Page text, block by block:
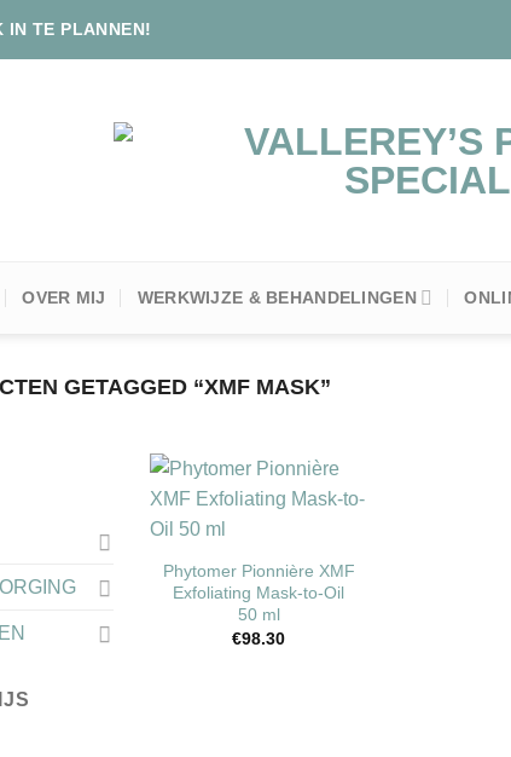
IN TE PLANNEN!
OVER MIJ WERKWIJZE & BEHANDELINGEN
GETAGGED “XMF MASK”
Toevoegen
aan
wenslijst
+
Phytomer Pionnière XMF
Exfoliating Mask-to-Oil
50 ml
€98.30